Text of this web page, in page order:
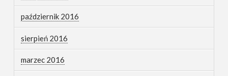
październik 2016
sierpień 2016
marzec 2016